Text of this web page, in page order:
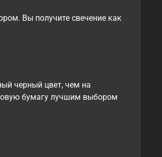
Вы получите свечение как
черный цвет, чем на
бумагу лучшим выбором